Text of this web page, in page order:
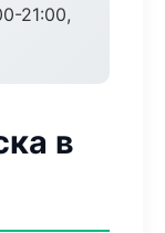
21:00,
в